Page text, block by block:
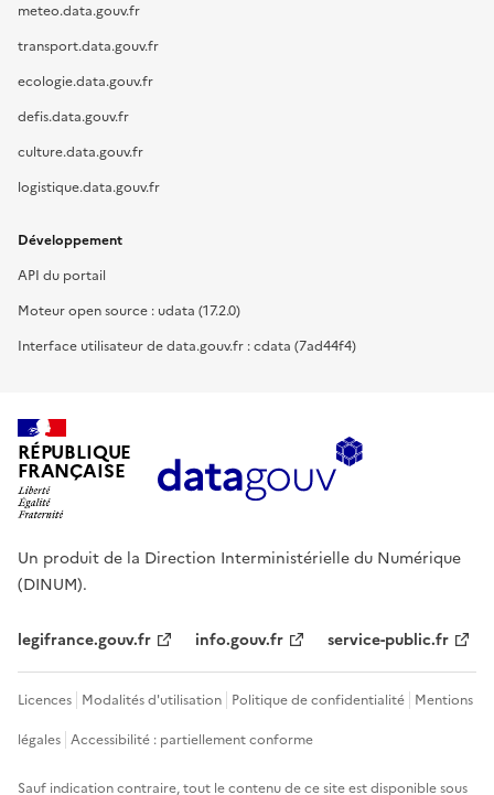
meteo.data.gouv.fr
transport.data.gouv.fr
ecologie.data.gouv.fr
defis.data.gouv.fr
culture.data.gouv.fr
logistique.data.gouv.fr
Développement
API du portail
Moteur open source : udata (17.2.0)
Interface utilisateur de data.gouv.fr : cdata (7ad44f4)
RÉPUBLIQUE
FRANÇAISE
Un produit de la Direction Interministérielle du Numérique
(DINUM).
legifrance.gouv.fr info.gouv.fr service-public.fr
Licences Modalités d'utilisation Politique de confidentialité Mentions
légales Accessibilité : partiellement conforme
Sauf indication contraire, tout le contenu de ce site est disponible sous